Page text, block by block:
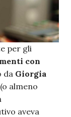
per gli
con
da Giorgia
almeno
aveva